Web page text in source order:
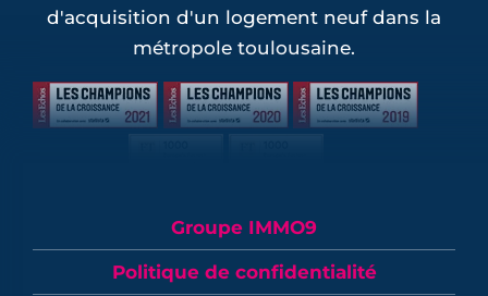
d'acquisition d'un logement neuf dans la
métropole toulousaine.
Groupe IMMO9
Politique de confidentialité